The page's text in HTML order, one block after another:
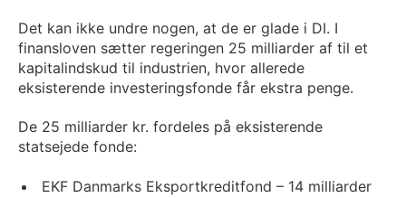
Det kan ikke undre nogen, at de er glade i DI. I
finansloven sætter regeringen 25 milliarder af til et
kapitalindskud til industrien, hvor allerede
eksisterende investeringsfonde får ekstra penge.
De 25 milliarder kr. fordeles på eksisterende
statsejede fonde:
EKF Danmarks Eksportkreditfond – 14 milliarder